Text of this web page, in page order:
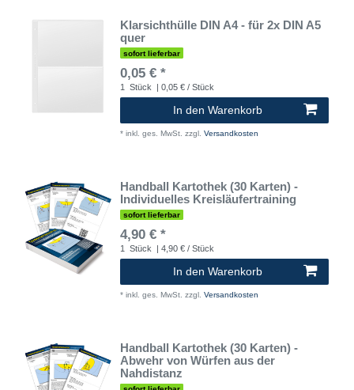
Klarsichthülle DIN A4 - für 2x DIN A5
quer
sofort lieferbar
0,05 € *
1 Stück | 0,05 € / Stück
In den Warenkorb
* inkl. ges. MwSt. zzgl. Versandkosten
Handball Kartothek (30 Karten) -
Individuelles Kreisläufertraining
sofort lieferbar
4,90 € *
1 Stück | 4,90 € / Stück
In den Warenkorb
* inkl. ges. MwSt. zzgl. Versandkosten
Handball Kartothek (30 Karten) -
Abwehr von Würfen aus der
Nahdistanz